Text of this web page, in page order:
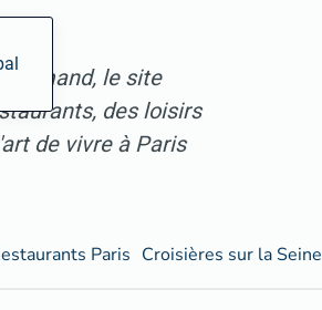
le site
des loisirs
de vivre à Paris
Paris Croisières sur la Seine